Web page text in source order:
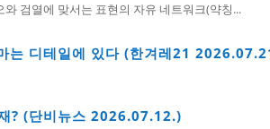
검열에 맞서는 표현의 자유 네트워크(약칭...
는 디테일에 있다 (한겨레21
? (단비뉴스 2026.07.12.)